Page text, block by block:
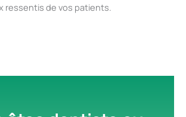
ressentis de vos patients.